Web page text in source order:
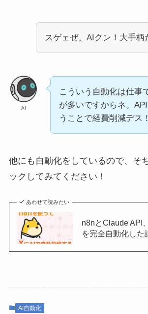
スゲェぜ、AIクン！大手柄
AI
こういう自動化は仕事
が多いですからネ。
うことで経費削減デス！
他にも自動化をしているので、そ
ックしてみてください！
あわせて読みたい
n8nとClaude API
を完全自動化した
AI自動化